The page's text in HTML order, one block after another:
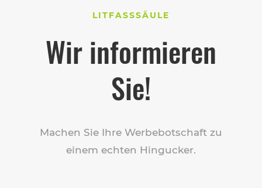
LITFASSSÄULE
Wir informieren
Sie!
Machen Sie Ihre Werbebotschaft zu
einem echten Hingucker.